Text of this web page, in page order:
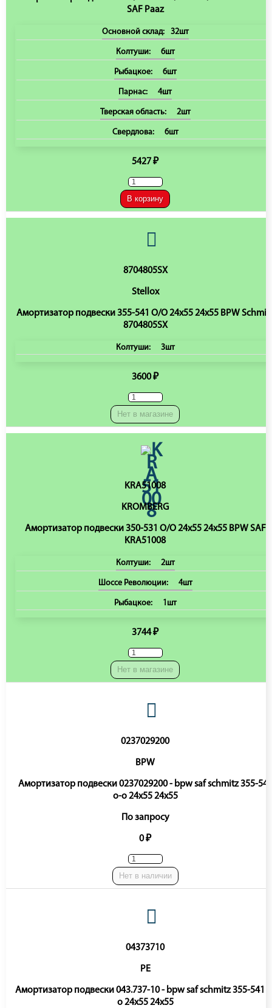
SAF Paaz
Основной склад: 32шт
Колтуши: 6шт
Рыбацкое: 6шт
Парнас: 4шт
Тверская область: 2шт
Свердлова: 6шт
5427 ₽
В корзину
8704805SX
Stellox
Амортизатор подвески 355-541 O/O 24x55 24x55 BPW
8704805SX
Колтуши: 3шт
3600 ₽
Нет в магазине
KRA51008
KROMBERG
Амортизатор подвески 350-531 O/O 24x55 24x55 BPW SAF
KRA51008
Колтуши: 2шт
Шоссе Революции: 4шт
Рыбацкое: 1шт
3744 ₽
Нет в магазине
0237029200
BPW
Амортизатор подвески 0237029200 - bpw saf schmitz 355-541
o-o 24x55 24x55
По запросу
0 ₽
Нет в наличии
04373710
PE
Амортизатор подвески 043.737-10 - bpw saf schmitz 355-541
o 24x55 24x55